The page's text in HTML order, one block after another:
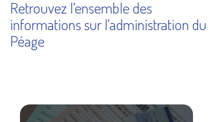
Retrouvez l'ensemble des
informations sur l'administration du
Péage